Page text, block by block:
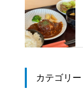
カテゴリー